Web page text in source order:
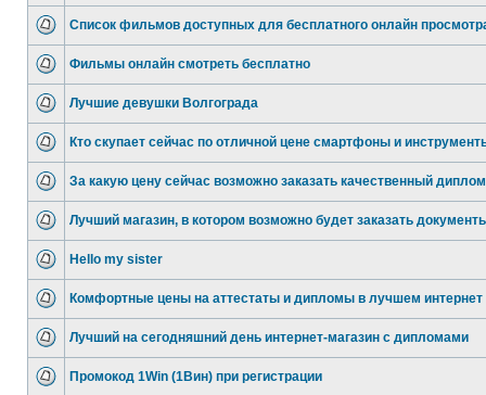
Список фильмов доступных для бесплатного онлайн
Фильмы онлайн смотреть бесплатно
Лучшие девушки Волгограда
Кто скупает сейчас по отличной цене смартфоны и
За какую цену сейчас возможно заказать качественный
Лучший магазин, в котором возможно будет заказать
Hello my sister
Комфортные цены на аттестаты и дипломы в лучшем интернет
Лучший на сегодняшний день интернет-магазин с дипломами
Промокод 1Win (1Вин) при регистрации